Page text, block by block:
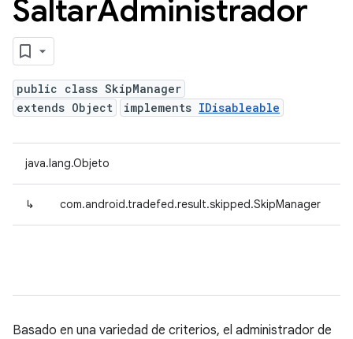
SaltarAdministrador
public class SkipManager
extends Object
implements IDisableable
java.lang.Objeto
↳ com.android.tradefed.result.skipped.SkipManager
Basado en una variedad de criterios, el administrador de